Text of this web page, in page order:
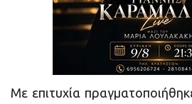
Με επιτυχία